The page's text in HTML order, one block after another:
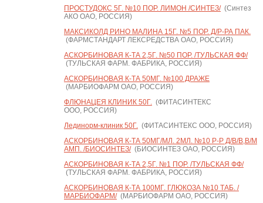
ПРОСТУДОКС 5Г. №10 ПОР. ЛИМОН /СИНТЕЗ/(Синтез
АКО ОАО, РОССИЯ)
МАКСИКОЛД РИНО МАЛИНА 15Г. №5 ПОР. Д/Р-РА ПАК.
(ФАРМСТАНДАРТ ЛЕКСРЕДСТВА ОАО, РОССИЯ)
АСКОРБИНОВАЯ К-ТА 2,5Г. №50 ПОР. /ТУЛЬСКАЯ ФФ/
(ТУЛЬСКАЯ ФАРМ. ФАБРИКА, РОССИЯ)
АСКОРБИНОВАЯ К-ТА 50МГ. №100 ДРАЖЕ
(МАРБИОФАРМ ОАО, РОССИЯ)
ФЛЮНАЦЕЯ КЛИНИК 50Г.(ФИТАСИНТЕКС
ООО, РОССИЯ)
Лединорм-клиник 50Г.(ФИТАСИНТЕКС ООО, РОССИЯ)
АСКОРБИНОВАЯ К-ТА 50МГ/МЛ. 2МЛ. №10 Р-Р Д/В/В,В/М
АМП. /БИОСИНТЕЗ/(БИОСИНТЕЗ ОАО, РОССИЯ)
АСКОРБИНОВАЯ К-ТА 2,5Г. №1 ПОР. /ТУЛЬСКАЯ ФФ/
(ТУЛЬСКАЯ ФАРМ. ФАБРИКА, РОССИЯ)
АСКОРБИНОВАЯ К-ТА 100МГ. ГЛЮКОЗА №10 ТАБ. /
МАРБИОФАРМ/(МАРБИОФАРМ ОАО, РОССИЯ)